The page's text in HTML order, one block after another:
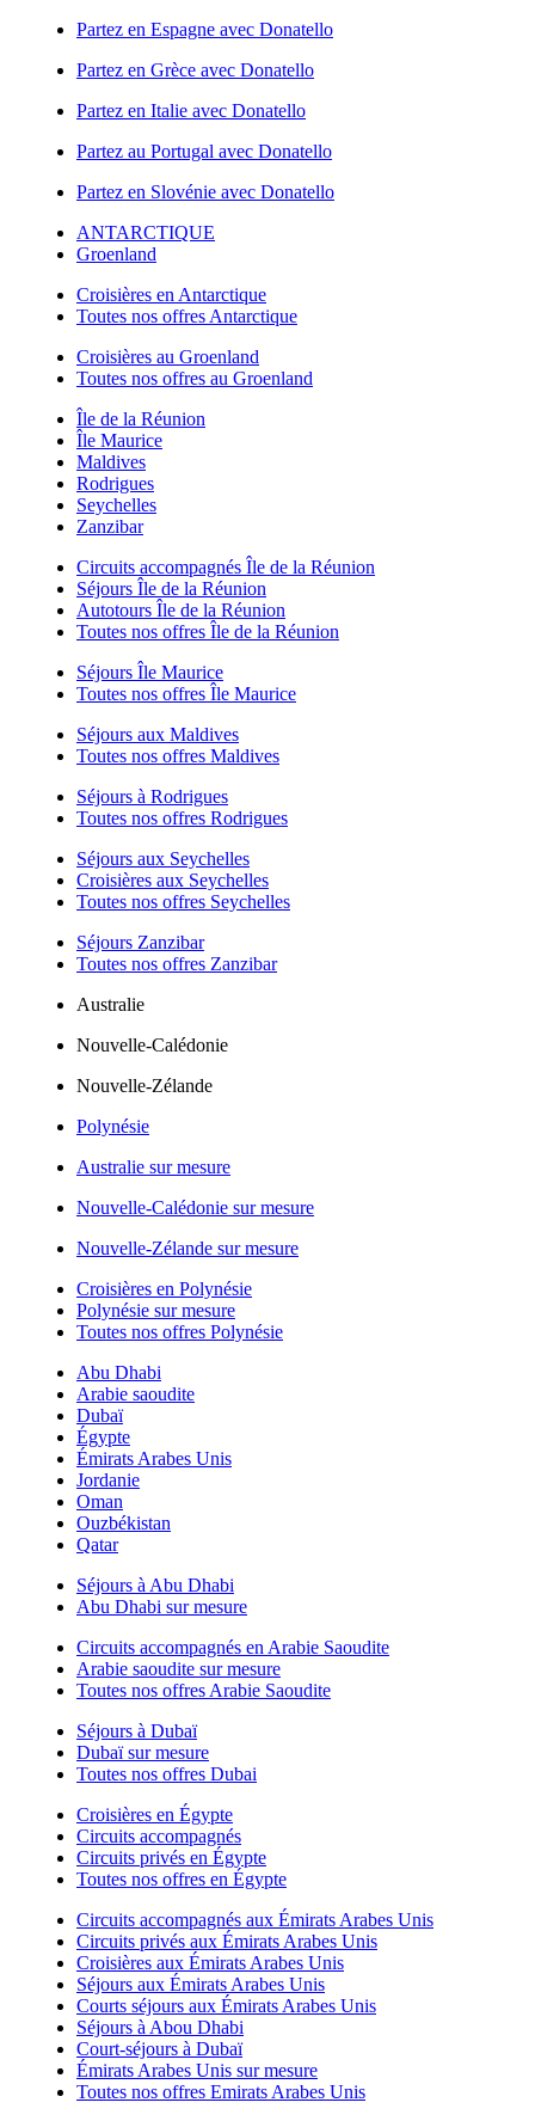
Partez en Espagne avec Donatello
Partez en Grèce avec Donatello
Partez en Italie avec Donatello
Partez au Portugal avec Donatello
Partez en Slovénie avec Donatello
ANTARCTIQUE
Groenland
Croisières en Antarctique
Toutes nos offres Antarctique
Croisières au Groenland
Toutes nos offres au Groenland
Île de la Réunion
Île Maurice
Maldives
Rodrigues
Seychelles
Zanzibar
Circuits accompagnés Île de la Réunion
Séjours Île de la Réunion
Autotours Île de la Réunion
Toutes nos offres Île de la Réunion
Séjours Île Maurice
Toutes nos offres Île Maurice
Séjours aux Maldives
Toutes nos offres Maldives
Séjours à Rodrigues
Toutes nos offres Rodrigues
Séjours aux Seychelles
Croisières aux Seychelles
Toutes nos offres Seychelles
Séjours Zanzibar
Toutes nos offres Zanzibar
Australie
Nouvelle-Calédonie
Nouvelle-Zélande
Polynésie
Australie sur mesure
Nouvelle-Calédonie sur mesure
Nouvelle-Zélande sur mesure
Croisières en Polynésie
Polynésie sur mesure
Toutes nos offres Polynésie
Abu Dhabi
Arabie saoudite
Dubaï
Égypte
Émirats Arabes Unis
Jordanie
Oman
Ouzbékistan
Qatar
Séjours à Abu Dhabi
Abu Dhabi sur mesure
Circuits accompagnés en Arabie Saoudite
Arabie saoudite sur mesure
Toutes nos offres Arabie Saoudite
Séjours à Dubaï
Dubaï sur mesure
Toutes nos offres Dubai
Croisières en Égypte
Circuits accompagnés
Circuits privés en Égypte
Toutes nos offres en Égypte
Circuits accompagnés aux Émirats Arabes Unis
Circuits privés aux Émirats Arabes Unis
Croisières aux Émirats Arabes Unis
Séjours aux Émirats Arabes Unis
Courts séjours aux Émirats Arabes Unis
Séjours à Abou Dhabi
Court-séjours à Dubaï
Émirats Arabes Unis sur mesure
Toutes nos offres Emirats Arabes Unis